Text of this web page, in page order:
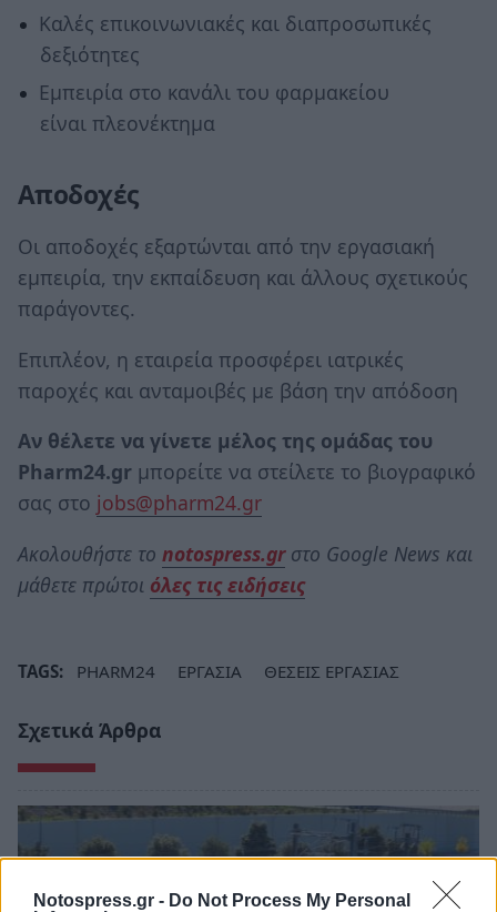
Notospress.gr - Do Not Process My Personal
Καλές επικοινωνιακές και διαπροσωπικές
δεξιότητες
Εμπειρία στο κανάλι του φαρμακείου
είναι πλεονέκτημα
Αποδοχές
Οι αποδοχές εξαρτώνται από την εργασιακή
εμπειρία, την εκπαίδευση και άλλους σχετικούς
παράγοντες.
Επιπλέον, η εταιρεία προσφέρει ιατρικές
παροχές και ανταμοιβές με βάση την απόδοση
Αν θέλετε να γίνετε μέλος της ομάδας του
Pharm24.gr μπορείτε να στείλετε το βιογραφικό
σας στο jobs@pharm24.gr
Ακολουθήστε το notospress.grστο Google News και
μάθετε πρώτοι όλες τις ειδήσεις
TAGS: PHARM24 ΕΡΓΑΣΙΑ ΘΕΣΕΙΣ ΕΡΓΑΣΙΑΣ
Σχετικά Άρθρα